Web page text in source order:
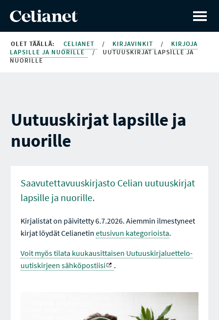
OLET TÄÄLLÄ: CELIANET / KIRJAVINKIT /
KIRJOJA
LAPSILLE JA NUORILLE
/
UUTUUSKIRJAT LAPSILLE JA
NUORILLE
Uutuuskirjat lapsille ja
nuorille
Saavutettavuuskirjasto Celian uutuuskirjat
lapsille ja nuorille.
Kirjalistat on päivitetty 6.7.2026. Aiemmin ilmestyneet
kirjat löydät Celianetinetusivun kategorioista.
Voit myös tilata kuukausittaisen Uutuuskirjaluettelo-
uutiskirjeen sähköpostiisi
.